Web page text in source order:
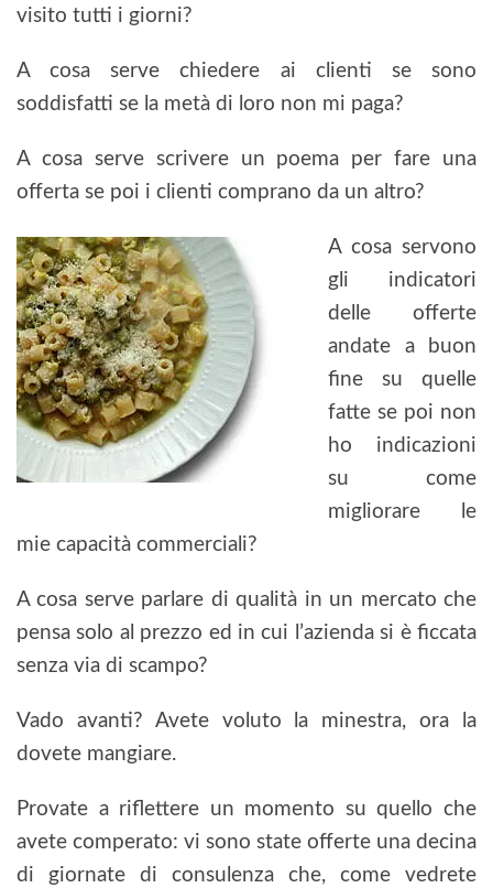
visito tutti i giorni?
A cosa serve chiedere ai clienti se sono
soddisfatti se la metà di loro non mi paga?
A cosa serve scrivere un poema per fare una
offerta se poi i clienti comprano da un altro?
A cosa servono
gli indicatori
delle offerte
andate a buon
fine su quelle
fatte se poi non
ho indicazioni
su come
migliorare le
mie capacità commerciali?
A cosa serve parlare di qualità in un mercato che
pensa solo al prezzo ed in cui l’azienda si è ficcata
senza via di scampo?
Vado avanti? Avete voluto la minestra, ora la
dovete mangiare.
Provate a riflettere un momento su quello che
avete comperato: vi sono state offerte una decina
di giornate di consulenza che, come vedrete